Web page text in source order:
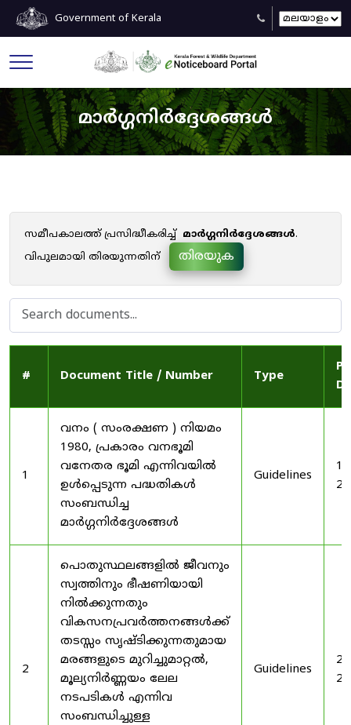
Government of Kerala
മാർഗ്ഗനിർദ്ദേശങ്ങൾ
സമീപകാലത്ത് പ്രസിദ്ധീകരിച്ച് മാർഗ്ഗനിർദ്ദേശങ്ങൾ.
വിപുലമായി തിരയുന്നതിന്
തിരയുക
# Document Title / Number Type
1
വനം ( സംരക്ഷണ ) നിയമം
1980, പ്രകാരം വനഭൂമി
വനേതര ഭൂമി എന്നിവയിൽ
ഉൾപ്പെടുന്ന പദ്ധതികൾ
സംബന്ധിച്ച
മാർഗ്ഗനിർദ്ദേശങ്ങൾ
Guidelines
2
പൊതുസ്ഥലങ്ങളിൽ ജീവനും
സ്വത്തിനും ഭീഷണിയായി
നിൽക്കുന്നതും
വികസനപ്രവർത്തനങ്ങൾക്ക്
തടസ്സം സൃഷ്ടിക്കുന്നതുമായ
മരങ്ങളുടെ മുറിച്ചുമാറ്റൽ,
മൂല്യനിർണ്ണയം ലേല
നടപടികൾ എന്നിവ
സംബന്ധിച്ചുള്ള
Guidelines